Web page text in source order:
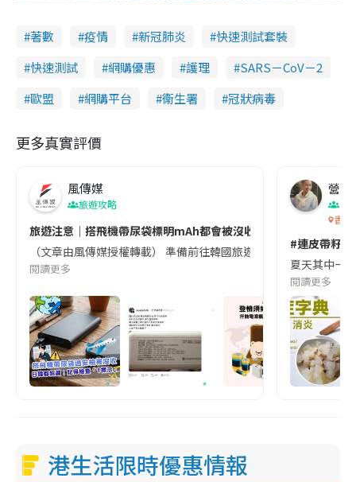
著數 疫情 新冠肺炎
快速測試套裝
快速測試
網購優惠 護理
SARS－CoV－2
歐盟
網購平台 衞生署 冠狀病毒
更多真實評價
風傳媒
旅遊攻略
旅遊注意｜搭飛機帶尿袋標明mAh都會被沒收😱出發前切記檢查
（文章由風傳媒授權轉載） 準備前往韓國旅遊的民眾，近期要
閱讀更多
營養
香港
#連皮帶籽
夏天其中一
閱讀更多
港生活限時優惠情報